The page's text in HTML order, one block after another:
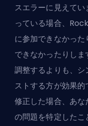
スエラーに見えて
っている場合、
に参加できなかっ
できなかったりし
調整するよりも、
ストする方が効果
修正した場合、あ
の問題を特定したこ